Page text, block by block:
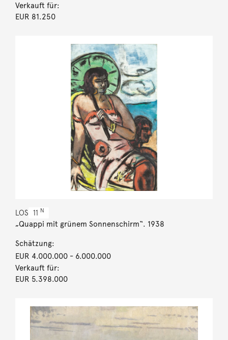
Verkauft für:
EUR 81.250
LOS 11 N
„Quappi mit grünem Sonnenschirm“. 1938
Schätzung:
EUR 4.000.000- 6.000.000
Verkauft für:
EUR 5.398.000